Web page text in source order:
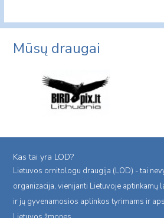
Mūsų draugai
Kas tai yra LOD?
Lietuvos ornitologu draugija (LOD) - tai
organizacija, vienijanti Lietuvoje aptinkamų
ir jų gyvenamosios aplinkos tyrimams ir